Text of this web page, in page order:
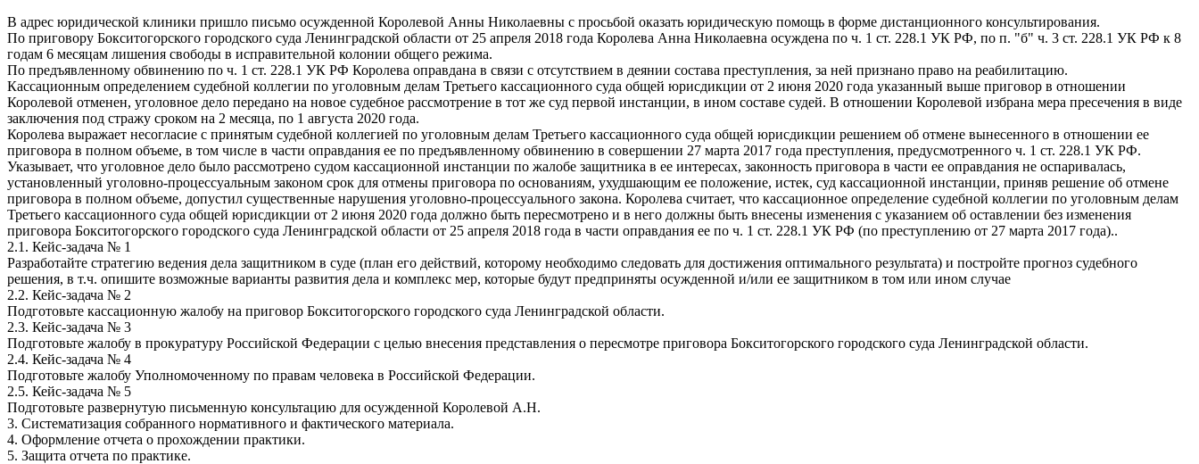
В адрес юридической клиники пришло письмо осужденной Королевой Анны Николаевны с просьбой оказать юридическую помощь в форме дистанционного консультирования.
По приговору Бокситогорского городского суда Ленинградской области от 25 апреля 2018 года Королева Анна Николаевна осуждена по ч. 1 ст. 228.1 УК РФ, по п. "б" ч. 3 ст. 228.1 УК РФ к 8
годам 6 месяцам лишения свободы в исправительной колонии общего режима.
По предъявленному обвинению по ч. 1 ст. 228.1 УК РФ Королева оправдана в связи с отсутствием в деянии состава преступления, за ней признано право на реабилитацию.
Кассационным определением судебной коллегии по уголовным делам Третьего кассационного суда общей юрисдикции от 2 июня 2020 года указанный выше приговор в отношении
Королевой отменен, уголовное дело передано на новое судебное рассмотрение в тот же суд первой инстанции, в ином составе судей. В отношении Королевой избрана мера пресечения в виде
заключения под стражу сроком на 2 месяца, по 1 августа 2020 года.
Королева выражает несогласие с принятым судебной коллегией по уголовным делам Третьего кассационного суда общей юрисдикции решением об отмене вынесенного в отношении ее
приговора в полном объеме, в том числе в части оправдания ее по предъявленному обвинению в совершении 27 марта 2017 года преступления, предусмотренного ч. 1 ст. 228.1 УК РФ.
Указывает, что уголовное дело было рассмотрено судом кассационной инстанции по жалобе защитника в ее интересах, законность приговора в части ее оправдания не оспаривалась,
установленный уголовно-процессуальным законом срок для отмены приговора по основаниям, ухудшающим ее положение, истек, суд кассационной инстанции, приняв решение об отмене
приговора в полном объеме, допустил существенные нарушения уголовно-процессуального закона. Королева считает, что кассационное определение судебной коллегии по уголовным делам
Третьего кассационного суда общей юрисдикции от 2 июня 2020 года должно быть пересмотрено и в него должны быть внесены изменения с указанием об оставлении без изменения
приговора Бокситогорского городского суда Ленинградской области от 25 апреля 2018 года в части оправдания ее по ч. 1 ст. 228.1 УК РФ (по преступлению от 27 марта 2017 года)..
2.1. Кейс-задача № 1
Разработайте стратегию ведения дела защитником в суде (план его действий, которому необходимо следовать для достижения оптимального результата) и постройте прогноз судебного
решения, в т.ч. опишите возможные варианты развития дела и комплекс мер, которые будут предприняты осужденной и/или ее защитником в том или ином случае
2.2. Кейс-задача № 2
Подготовьте кассационную жалобу на приговор Бокситогорского городского суда Ленинградской области.
2.3. Кейс-задача № 3
Подготовьте жалобу в прокуратуру Российской Федерации с целью внесения представления о пересмотре приговора Бокситогорского городского суда Ленинградской области.
2.4. Кейс-задача № 4
Подготовьте жалобу Уполномоченному по правам человека в Российской Федерации.
2.5. Кейс-задача № 5
Подготовьте развернутую письменную консультацию для осужденной Королевой А.Н.
3. Систематизация собранного нормативного и фактического материала.
4. Оформление отчета о прохождении практики.
5. Защита отчета по практике.